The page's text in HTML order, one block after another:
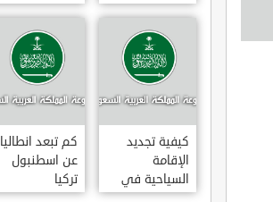
الاقامة
بالسعودية
2020
كيفية تجديد
الإقامة
السياحية في
تركيا وما
كم تبعد انطاليا
عن اسطنبول
تركيا